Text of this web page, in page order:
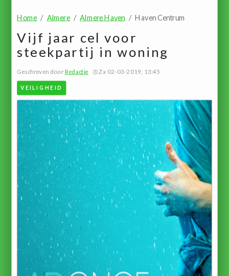
Home Almere Almere Haven Haven Centrum
Vijf jaar cel voor
steekpartij in woning
Geschreven doorRedactie Za 02-03-2019, 13:45
VEILIGHEID